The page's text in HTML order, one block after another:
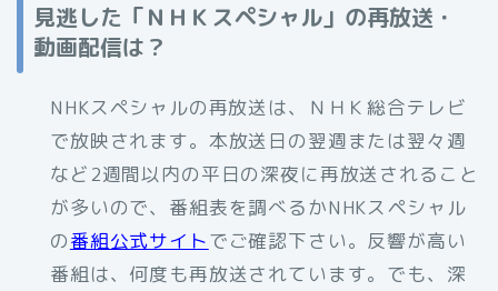
見逃した「ＮＨＫスペシャル」の再放送・
動画配信は？
NHKスペシャルの再放送は、ＮＨＫ総合テレビ
で放映されます。本放送日の翌週または翌々週
など2週間以内の平日の深夜に再放送されること
が多いので、番組表を調べるかNHKスペシャル
の番組公式サイトでご確認下さい。反響が高い
番組は、何度も再放送されています。でも、深